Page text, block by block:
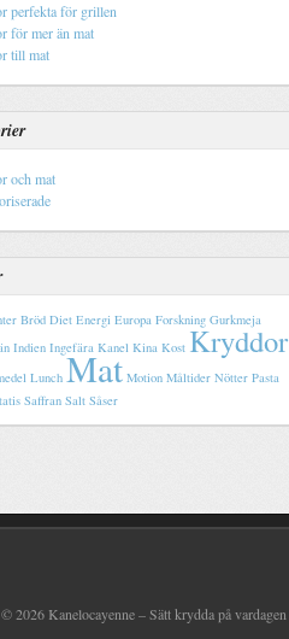
perfekta för grillen
för mer än mat
till mat
och mat
Bröd Diet Energi Europa Forskning Gurkmeja
Indien Ingefära Kanel Kina Kost Kryddor
Lunch Mat Motion Måltider Nötter Pasta
Saffran Salt Såser
2026 Kanelocayenne – Sätt krydda på vardagen